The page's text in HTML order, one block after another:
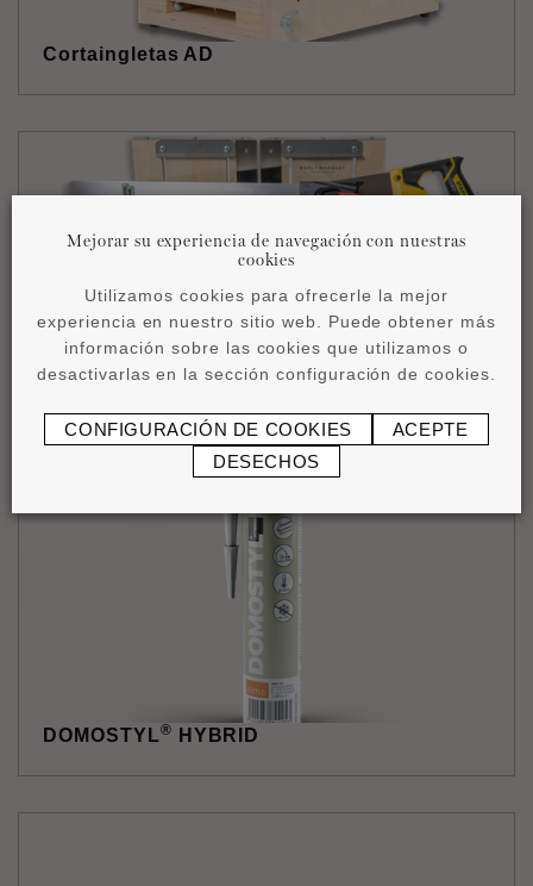
Cortaingletas AD
DOMOSTYL® HYBRID
Mejorar su experiencia de navegación con nuestras
cookies
Utilizamos cookies para ofrecerle la mejor
experiencia en nuestro sitio web. Puede obtener más
información sobre las cookies que utilizamos o
desactivarlas en la sección configuración de cookies.
CONFIGURACIÓN DE COOKIES
ACEPTE
DESECHOS